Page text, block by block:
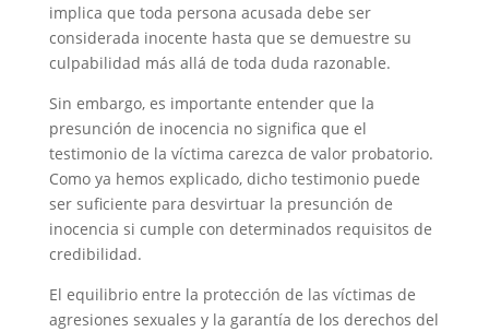
implica que toda persona acusada debe ser
considerada inocente hasta que se demuestre su
culpabilidad más allá de toda duda razonable.
Sin embargo, es importante entender que la
presunción de inocencia no significa que el
testimonio de la víctima carezca de valor probatorio.
Como ya hemos explicado, dicho testimonio puede
ser suficiente para desvirtuar la presunción de
inocencia si cumple con determinados requisitos de
credibilidad.
El equilibrio entre la protección de las víctimas de
agresiones sexuales y la garantía de los derechos del